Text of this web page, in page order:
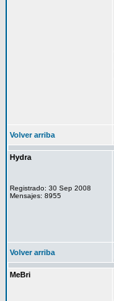
Volver arriba
Hydra
Registrado: 30 Sep 2008
Mensajes: 8955
Volver arriba
MeBri